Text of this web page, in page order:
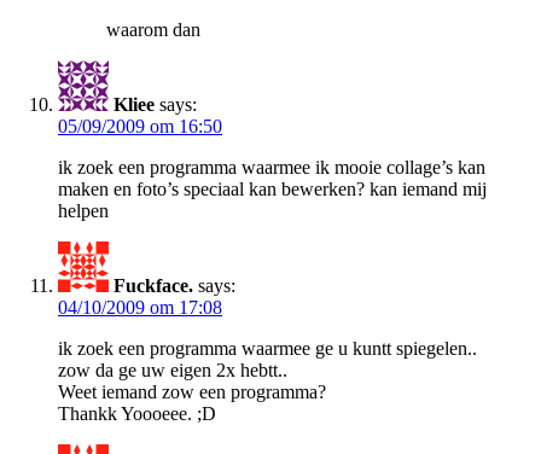
waarom dan
Kliee says:
05/09/2009 om 16:50
ik zoek een programma waarmee ik mooie collage’s kan
maken en foto’s speciaal kan bewerken? kan iemand mij
helpen
Fuckface. says:
04/10/2009 om 17:08
ik zoek een programma waarmee ge u kuntt spiegelen..
zow da ge uw eigen 2x hebtt..
Weet iemand zow een programma?
Thankk Yoooeee. ;D